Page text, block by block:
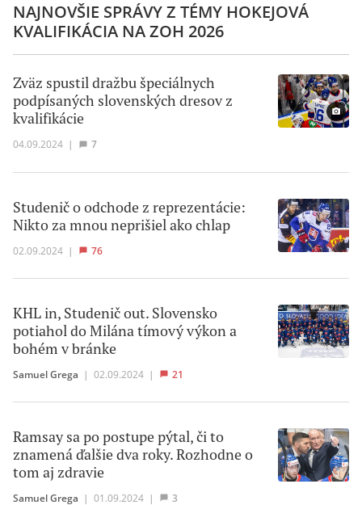
NAJNOVŠIE SPRÁVY Z TÉMY HOKEJOVÁ
KVALIFIKÁCIA NA ZOH 2026
Zväz spustil dražbu špeciálnych
podpísaných slovenských dresov z
kvalifikácie
04.09.2024 | 7
Studenič o odchode z reprezentácie:
Nikto za mnou neprišiel ako chlap
02.09.2024 | 76
KHL in, Studenič out. Slovensko
potiahol do Milána tímový výkon a
bohém v bránke
Samuel Grega | 02.09.2024 | 21
Ramsay sa po postupe pýtal, či to
znamená ďalšie dva roky. Rozhodne o
tom aj zdravie
Samuel Grega | 01.09.2024 | 3